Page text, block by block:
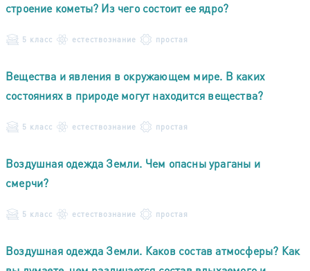
строение кометы? Из чего состоит ее ядро?
5 класс естествознание простая
Вещества и явления в окружающем мире. В каких
состояниях в природе могут находится вещества?
5 класс естествознание простая
Воздушная одежда Земли. Чем опасны ураганы и
смерчи?
5 класс естествознание простая
Воздушная одежда Земли. Каков состав атмосферы? Как